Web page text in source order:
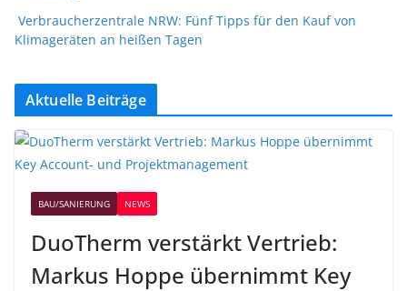
Verbraucherzentrale NRW: Fünf Tipps für den Kauf von
Klimageräten an heißen Tagen
Aktuelle Beiträge
BAU/SANIERUNG NEWS
DuoTherm verstärkt Vertrieb:
Markus Hoppe übernimmt Key